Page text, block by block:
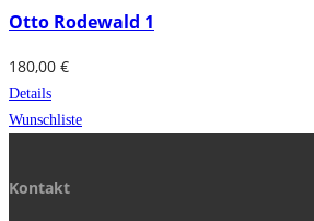
Otto Rodewald 1
180,00 €
Details
Wunschliste
Kontakt